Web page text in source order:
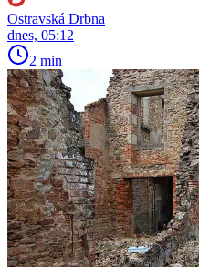
Ostravská Drbna
dnes, 05:12
2 min